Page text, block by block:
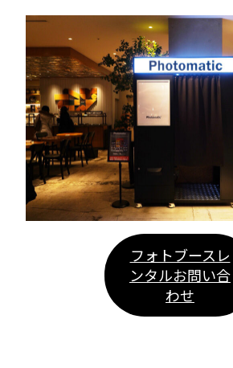
フォトブースレ
ンタルお問い合
わせ